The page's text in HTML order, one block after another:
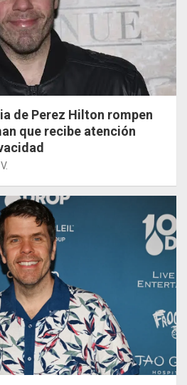
de Perez Hilton rompen
que recibe atención